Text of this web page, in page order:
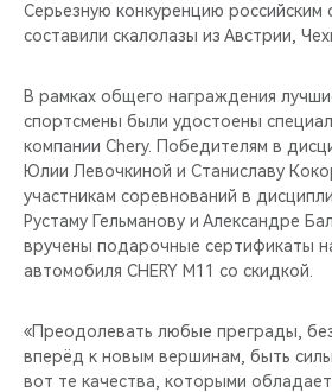
Серьезную конкуренцию российским
составили скалолазы из Австрии,
В рамках общего награждения
спортсмены были удостоены
компании Chery. Победителям в
Юлии Левочкиной и Станиславу
участникам соревнований в
Рустаму Гельманову и Александре
вручены подарочные сертификаты
автомобиля CHERY М11 со скидкой.
«Преодолевать любые преграды,
вперёд к новым вершинам, быть
вот те качества, которыми